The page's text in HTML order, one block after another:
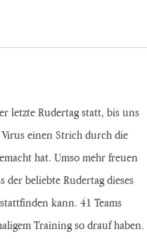
letzte Rudertag statt, bis uns
einen Strich durch die
hat. Umso mehr freuen
der beliebte Rudertag dieses
kann. 41 Teams
Training so drauf haben.